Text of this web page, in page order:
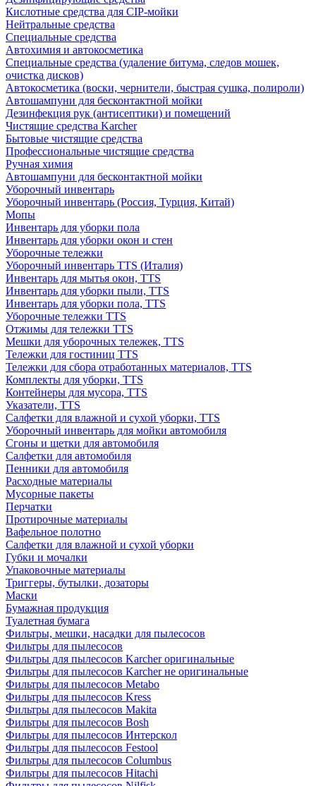
Кислотные средства для CIP-мойки
Нейтральные средства
Специальные средства
Автохимия и автокосметика
Специальные средства (удаление битума, следов мошек,
очистка дисков)
Автокосметика (воски, чернители, быстрая сушка, полироли)
Автошампуни для бесконтактной мойки
Дезинфекция рук (антисептики) и помещений
Чистящие средства Karcher
Бытовые чистящие средства
Профессиональные чистящие средства
Ручная химия
Автошампуни для бесконтактной мойки
Уборочный инвентарь
Уборочный инвентарь (Россия, Турция, Китай)
Мопы
Инвентарь для уборки пола
Инвентарь для уборки окон и стен
Уборочные тележки
Уборочный инвентарь TTS (Италия)
Инвентарь для мытья окон, TTS
Инвентарь для уборки пыли, TTS
Инвентарь для уборки пола, TTS
Уборочные тележки TTS
Отжимы для тележки TTS
Мешки для уборочных тележек, TTS
Тележки для гостиниц TTS
Тележки для сбора отработанных материалов, TTS
Комплекты для уборки, TTS
Контейнеры для мусора, TTS
Указатели, TTS
Салфетки для влажной и сухой уборки, TTS
Уборочный инвентарь для мойки автомобиля
Сгоны и щетки для автомобиля
Салфетки для автомобиля
Пенники для автомобиля
Расходные материалы
Мусорные пакеты
Перчатки
Протирочные материалы
Вафельное полотно
Салфетки для влажной и сухой уборки
Губки и мочалки
Упаковочные материалы
Триггеры, бутылки, дозаторы
Маски
Бумажная продукция
Туалетная бумага
Фильтры, мешки, насадки для пылесосов
Фильтры для пылесосов
Фильтры для пылесосов Karcher оригинальные
Фильтры для пылесосов Karcher не оригинальные
Фильтры для пылесосов Metabo
Фильтры для пылесосов Kress
Фильтры для пылесосов Makita
Фильтры для пылесосов Bosh
Фильтры для пылесосов Интерскол
Фильтры для пылесосов Festool
Фильтры для пылесосов Columbus
Фильтры для пылесосов Hitachi